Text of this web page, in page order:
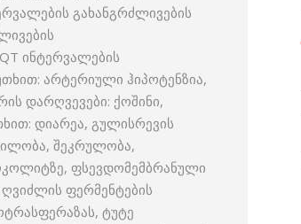
გახანგრძლივების
ინტერვალების
არტერიული ჰიპოტენზია,
დარღვევები: ქოშინი,
დიარეა, გულისრევის
შეკრულობა,
ფსევდომემბრანული
ფერმენტების
ტუტე